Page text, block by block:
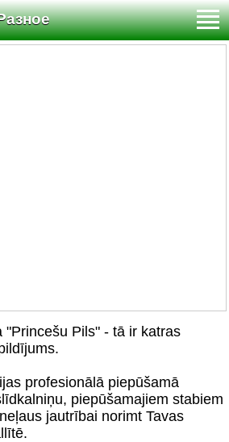
"Princešu Pils" - tā ir katras
profesionālā piepūšamā
piepūšamajiem stabiem
jautrībai norimt Tavas